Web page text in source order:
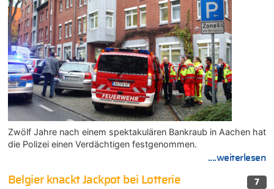
Zwölf Jahre nach einem spektakulären Bankraub in Aachen hat
die Polizei einen Verdächtigen festgenommen.
....weiterlesen
7
Belgier knackt Jackpot bei Lotterie